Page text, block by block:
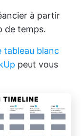
à partir
de temps.
tableau blanc
peut vous